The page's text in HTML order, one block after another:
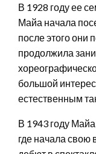
В 1928 году ее
Майа начала
после этого они
продолжила
большой
естественным
В 1943 году
где начала свою